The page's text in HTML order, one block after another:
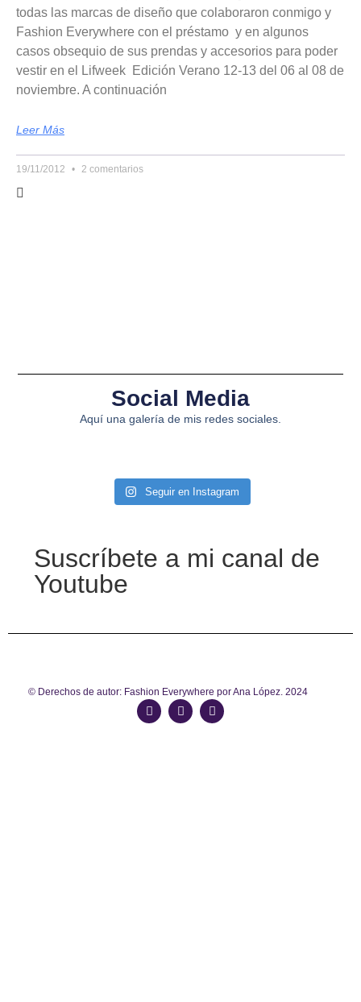
todas las marcas de diseño que colaboraron conmigo y
Fashion Everywhere con el préstamo y en algunos
casos obsequio de sus prendas y accesorios para poder
vestir en el Lifweek Edición Verano 12-13 del 06 al 08 de
noviembre. A continuación
Leer Más
19/11/2012 2 comentarios
Social Media
Aquí una galería de mis redes sociales.
Seguir en Instagram
Suscríbete a mi canal de
Youtube
© Derechos de autor: Fashion Everywhere por Ana López. 2024